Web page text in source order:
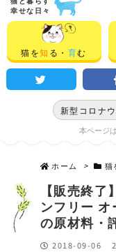
幸せな日々
猫を知 る・ 育む
新型コロナ
本ページ
ホーム > 猫
【販売終
ンフリー オ
の原材料・
2018-09-06